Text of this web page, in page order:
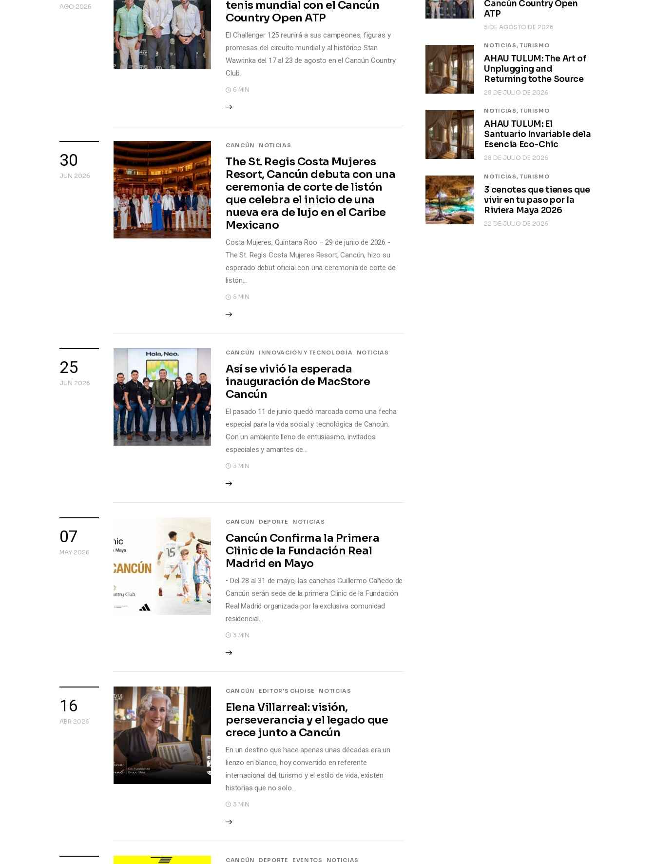
AGO 2026
tenis mundial con el Cancún
Country Open ATP
El Challenger 125 reunirá a sus campeones, figuras y
promesas del circuito mundial y al histórico Stan
Wawrinka del 17 al 23 de agosto en el Cancún Country
Club.
6 MIN
30
JUN 2026
CANCÚN NOTICIAS
The St. Regis Costa Mujeres
Resort, Cancún debuta con una
ceremonia de corte de listón
que celebra el inicio de una
nueva era de lujo en el Caribe
Mexicano
Costa Mujeres, Quintana Roo – 29 de junio de 2026 -
The St. Regis Costa Mujeres Resort, Cancún, hizo su
esperado debut oficial con una ceremonia de corte de
listón…
5 MIN
25
JUN 2026
CANCÚN INNOVACIÓN Y TECNOLOGÍA NOTICIAS
Así se vivió la esperada
inauguración de MacStore
Cancún
El pasado 11 de junio quedó marcada como una fecha
especial para la vida social y tecnológica de Cancún.
Con un ambiente lleno de entusiasmo, invitados
especiales y amantes de…
3 MIN
07
MAY 2026
CANCÚN DEPORTE NOTICIAS
Cancún Confirma la Primera
Clinic de la Fundación Real
Madrid en Mayo
• Del 28 al 31 de mayo, las canchas Guillermo Cañedo de
Cancún serán sede de la primera Clinic de la Fundación
Real Madrid organizada por la exclusiva comunidad
residencial…
3 MIN
16
ABR 2026
CANCÚN EDITOR'S CHOISE NOTICIAS
Elena Villarreal: visión,
perseverancia y el legado que
crece junto a Cancún
En un destino que hace apenas unas décadas era un
lienzo en blanco, hoy convertido en referente
internacional del turismo y el estilo de vida, existen
historias que no solo…
3 MIN
CANCÚN DEPORTE EVENTOS NOTICIAS
Cancún Country Open
ATP
5 DE AGOSTO DE 2026
NOTICIAS, TURISMO
AHAU TULUM: The Art of
Unplugging and
Returning tothe Source
28 DE JULIO DE 2026
NOTICIAS, TURISMO
AHAU TULUM: El
Santuario Invariable dela
Esencia Eco-Chic
28 DE JULIO DE 2026
NOTICIAS, TURISMO
3 cenotes que tienes que
vivir en tu paso por la
Riviera Maya 2026
22 DE JULIO DE 2026